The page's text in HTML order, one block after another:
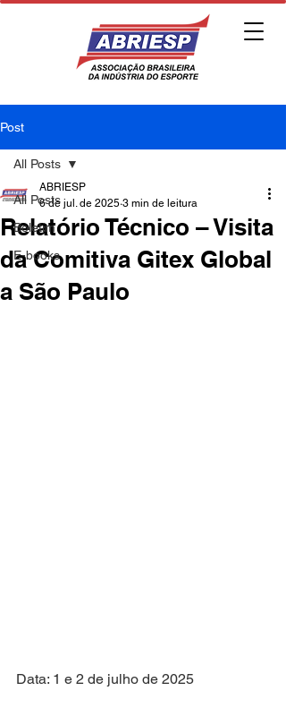
Post
All Posts
Boletim
E-books
All Posts
Relatório Técnico – Visita
da Comitiva Gitex Global
a São Paulo
ABRIESP
6 de jul. de 2025 3 min de leitura
Data: 1 e 2 de julho de 2025